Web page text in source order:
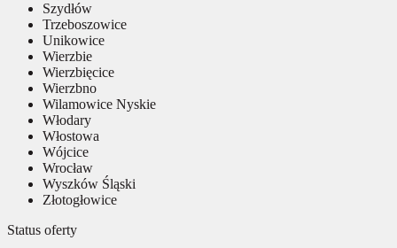
Szydłów
Trzeboszowice
Unikowice
Wierzbie
Wierzbięcice
Wierzbno
Wilamowice Nyskie
Włodary
Włostowa
Wójcice
Wrocław
Wyszków Śląski
Złotogłowice
Status oferty